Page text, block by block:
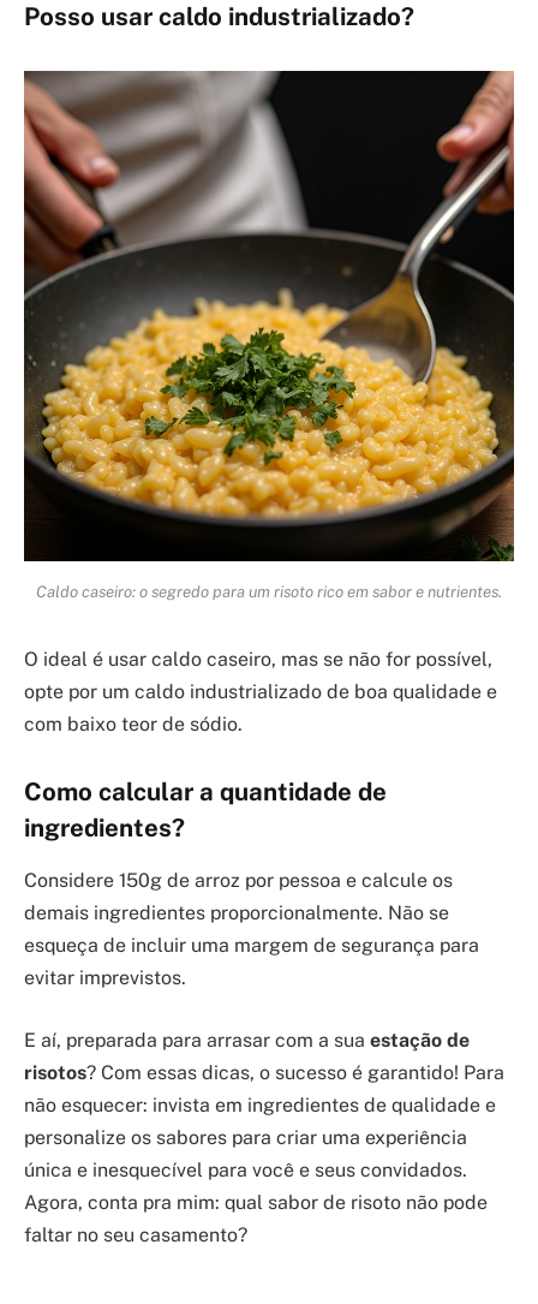
Posso usar caldo industrializado?
Caldo caseiro: o segredo para um risoto rico em sabor e nutrientes.
O ideal é usar caldo caseiro, mas se não for possível,
opte por um caldo industrializado de boa qualidade e
com baixo teor de sódio.
Como calcular a quantidade de
ingredientes?
Considere 150g de arroz por pessoa e calcule os
demais ingredientes proporcionalmente. Não se
esqueça de incluir uma margem de segurança para
evitar imprevistos.
E aí, preparada para arrasar com a sua estação de
risotos? Com essas dicas, o sucesso é garantido! Para
não esquecer: invista em ingredientes de qualidade e
personalize os sabores para criar uma experiência
única e inesquecível para você e seus convidados.
Agora, conta pra mim: qual sabor de risoto não pode
faltar no seu casamento?